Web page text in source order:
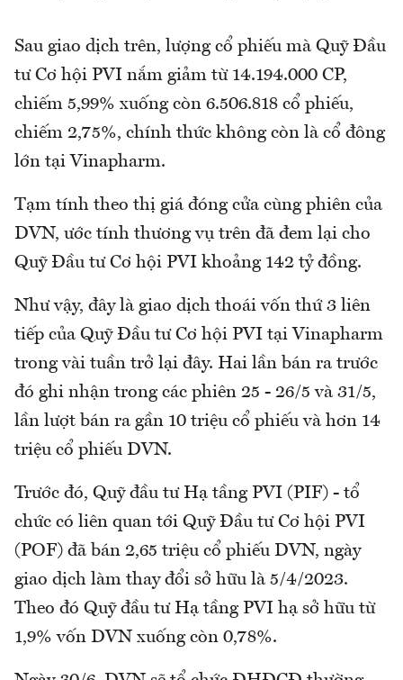
Sau giao dịch trên, lượng cổ phiếu mà Quỹ Đầu
tư Cơ hội PVI nắm giảm từ 14.194.000 CP,
chiếm 5,99% xuống còn 6.506.818 cổ phiếu,
chiếm 2,75%, chính thức không còn là cổ đông
lớn tại Vinapharm.
Tạm tính theo thị giá đóng cửa cùng phiên của
DVN, ước tính thương vụ trên đã đem lại cho
Quỹ Đầu tư Cơ hội PVI khoảng 142 tỷ đồng.
Như vậy, đây là giao dịch thoái vốn thứ 3 liên
tiếp của Quỹ Đầu tư Cơ hội PVI tại Vinapharm
trong vài tuần trở lại đây. Hai lần bán ra trước
đó ghi nhận trong các phiên 25 - 26/5 và 31/5,
lần lượt bán ra gần 10 triệu cổ phiếu và hơn 14
triệu cổ phiếu DVN.
Trước đó, Quỹ đầu tư Hạ tầng PVI (PIF) - tổ
chức có liên quan tới Quỹ Đầu tư Cơ hội PVI
(POF) đã bán 2,65 triệu cổ phiếu DVN, ngày
giao dịch làm thay đổi sở hữu là 5/4/2023.
Theo đó Quỹ đầu tư Hạ tầng PVI hạ sở hữu từ
1,9% vốn DVN xuống còn 0,78%.